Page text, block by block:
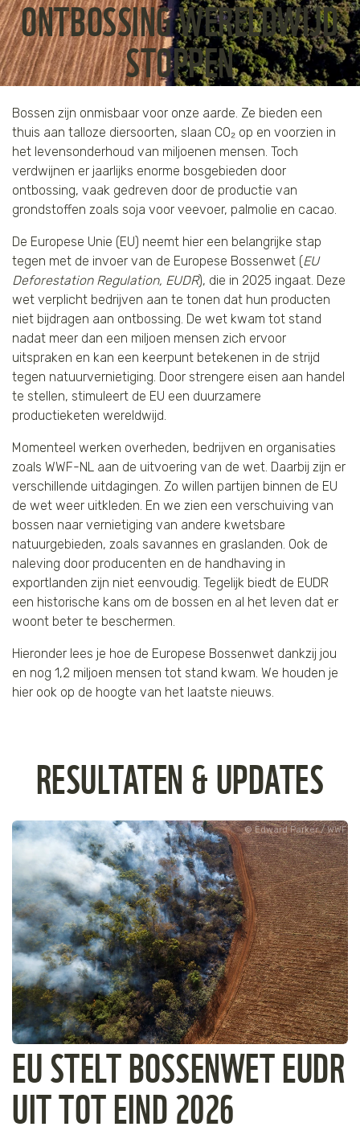
ONTBOSSING WERELDWIJD
STOPPEN
Bossen zijn onmisbaar voor onze aarde. Ze bieden een
thuis aan talloze diersoorten, slaan CO₂ op en voorzien in
het levensonderhoud van miljoenen mensen. Toch
verdwijnen er jaarlijks enorme bosgebieden door
ontbossing, vaak gedreven door de productie van
grondstoffen zoals soja voor veevoer, palmolie en cacao.
De Europese Unie (EU) neemt hier een belangrijke stap
tegen met de invoer van de Europese Bossenwet (EU
Deforestation Regulation, EUDR), die in 2025 ingaat. Deze
wet verplicht bedrijven aan te tonen dat hun producten
niet bijdragen aan ontbossing. De wet kwam tot stand
nadat meer dan een miljoen mensen zich ervoor
uitspraken en kan een keerpunt betekenen in de strijd
tegen natuurvernietiging. Door strengere eisen aan handel
te stellen, stimuleert de EU een duurzamere
productieketen wereldwijd.
Momenteel werken overheden, bedrijven en organisaties
zoals WWF-NL aan de uitvoering van de wet. Daarbij zijn er
verschillende uitdagingen. Zo willen partijen binnen de EU
de wet weer uitkleden. En we zien een verschuiving van
bossen naar vernietiging van andere kwetsbare
natuurgebieden, zoals savannes en graslanden. Ook de
naleving door producenten en de handhaving in
exportlanden zijn niet eenvoudig. Tegelijk biedt de EUDR
een historische kans om de bossen en al het leven dat er
woont beter te beschermen.
Hieronder lees je hoe de Europese Bossenwet dankzij jou
en nog 1,2 miljoen mensen tot stand kwam. We houden je
hier ook op de hoogte van het laatste nieuws.
RESULTATEN & UPDATES
Edward Parker / WWF
EU STELT BOSSENWET EUDR
UIT TOT EIND 2026
Jaguar
Koraal
Luipaard
Neushoorn
Orang-oetan
Panda
Steur
Tijger
IJsbeer
Zeeschildpad
Kleding & Accessoires
Speelgoed